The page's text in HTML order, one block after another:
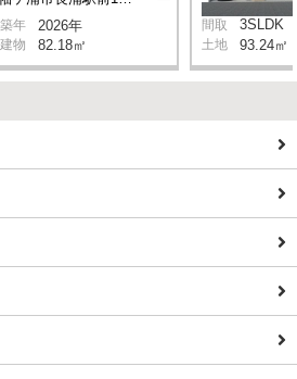
築年 2026年
建物 82.18㎡
間取 3SLDK
土地 93.24㎡